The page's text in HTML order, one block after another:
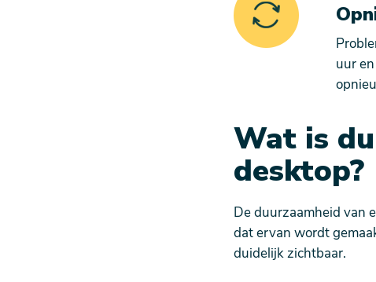
uur
Wat is
desktop?
De duurzaamheid van
dat ervan wordt
duidelijk zichtbaar.